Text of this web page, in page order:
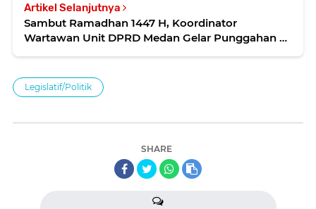
Artikel Selanjutnya
Sambut Ramadhan 1447 H, Koordinator
Wartawan Unit DPRD Medan Gelar Punggahan di
Legislatif/Politik
SHARE